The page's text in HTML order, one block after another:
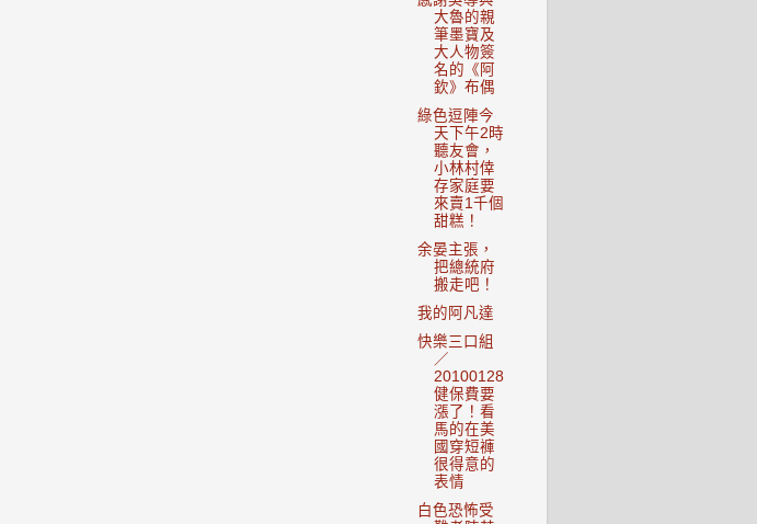
大魯的親
筆墨寶及
大人物簽
名的《阿
欽》布偶
綠色逗陣今
天下午2時
聽友會，
小林村倖
存家庭要
來賣1千個
甜糕！
余晏主張，
把總統府
搬走吧！
我的阿凡達
快樂三口組
／
20100128
健保費要
漲了！看
馬的在美
國穿短褲
很得意的
表情
白色恐怖受